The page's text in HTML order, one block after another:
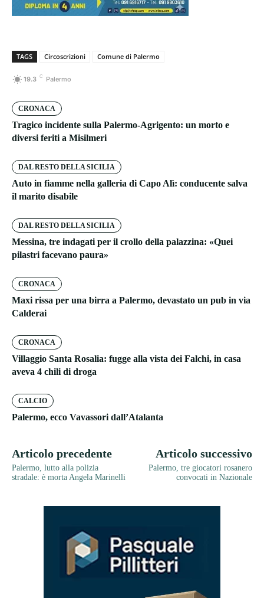
TAGS Circoscrizioni Comune di Palermo
19.3 C Palermo
CRONACA
Tragico incidente sulla Palermo-Agrigento: un morto e
diversi feriti a Misilmeri
DAL RESTO DELLA SICILIA
Auto in fiamme nella galleria di Capo Alì: conducente salva
il marito disabile
DAL RESTO DELLA SICILIA
Messina, tre indagati per il crollo della palazzina: «Quei
pilastri facevano paura»
CRONACA
Maxi rissa per una birra a Palermo, devastato un pub in via
Calderai
CRONACA
Villaggio Santa Rosalia: fugge alla vista dei Falchi, in casa
aveva 4 chili di droga
CALCIO
Palermo, ecco Vavassori dall’Atalanta
Articolo precedente
Palermo, lutto alla polizia
stradale: è morta Angela Marinelli
Articolo successivo
Palermo, tre giocatori rosanero
convocati in Nazionale